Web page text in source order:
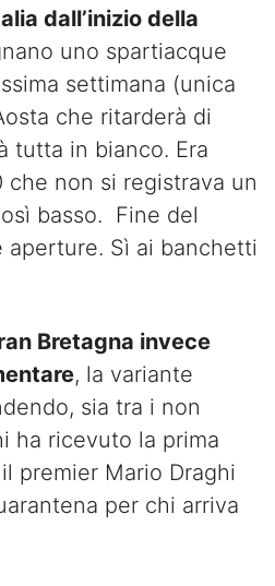
dall’inizio della
uno spartiacque
settimana (unica
che ritarderà di
tutta in bianco. Era
che non si registrava un
basso. Fine del
Sì ai banchetti
Bretagna invece
, la variante
sia tra i non
ha ricevuto la prima
premier Mario Draghi
per chi arriva